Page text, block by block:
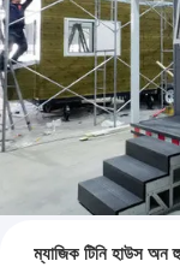
ম্যাজিক টিনি হাউস অন